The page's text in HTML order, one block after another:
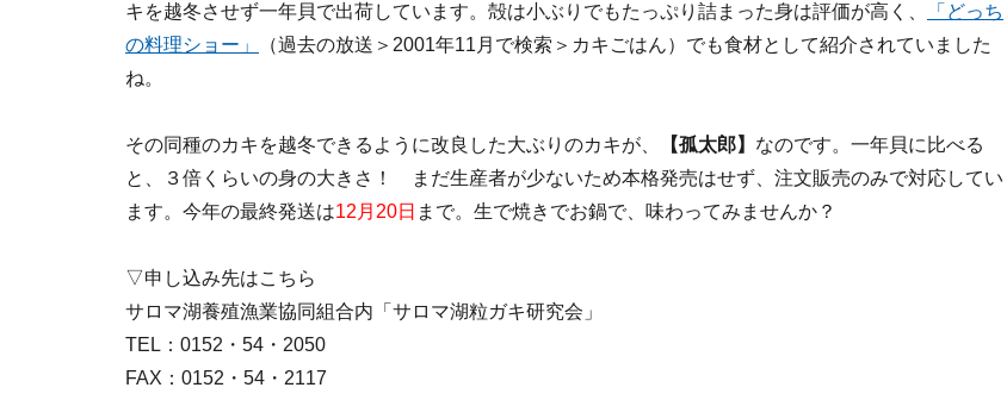
キを越冬させず一年貝で出荷しています。殻は小ぶりでもたっぷり詰まった身は評価が高く、
「どっち
の料理ショー」
（過去の放送＞2001年11月で検索＞カキごはん）でも食材として紹介されていました
ね。
その同種のカキを越冬できるように改良した大ぶりのカキが、 【孤太郎】 なのです。一年貝に比べる
と、３倍くらいの身の大きさ！ まだ生産者が少ないため本格発売はせず、注文販売のみで対応してい
ます。今年の最終発送は12月20日 まで。生で焼きでお鍋で、味わってみませんか？
▽申し込み先はこちら
サロマ湖養殖漁業協同組合内「サロマ湖粒ガキ研究会」
TEL：0152・54・2050
FAX：0152・54・2117